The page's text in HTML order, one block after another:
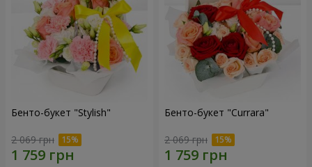
Бенто-букет "Stylish"
2 069 грн
Бенто-букет "Currara"
2 069 грн